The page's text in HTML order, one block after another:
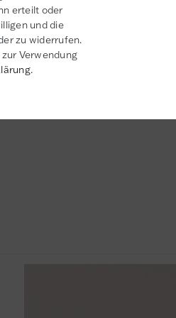
erteilt oder
und die
zu widerrufen.
Verwendung
.